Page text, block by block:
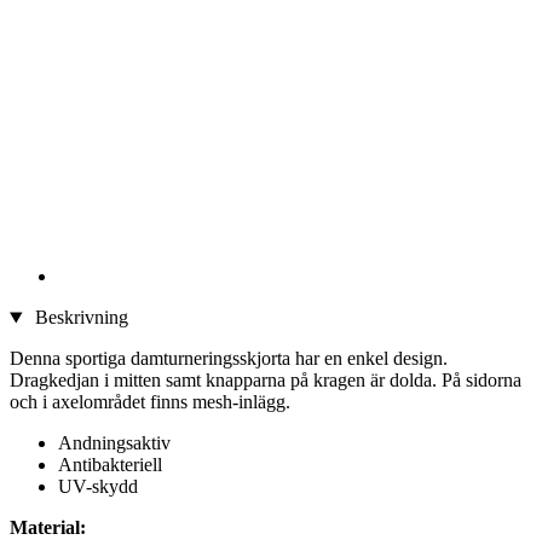
Beskrivning
Denna sportiga damturneringsskjorta har en enkel design.
Dragkedjan i mitten samt knapparna på kragen är dolda. På sidorna
och i axelområdet finns mesh-inlägg.
Andningsaktiv
Antibakteriell
UV-skydd
Material: